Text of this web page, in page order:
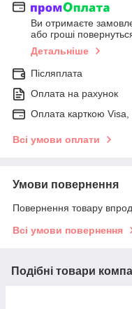
Ви отримаєте
або гроші
Детальніше
Післяплата
Оплата на рахунок
Оплата карткою
Всі умови оплати
Умови повернення
Повернення товару
Всі умови повернення
Подібні товари